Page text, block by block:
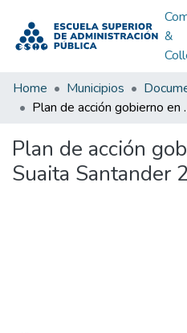
&
Home Municipios
Plan de
Plan de acción
Suaita Santander